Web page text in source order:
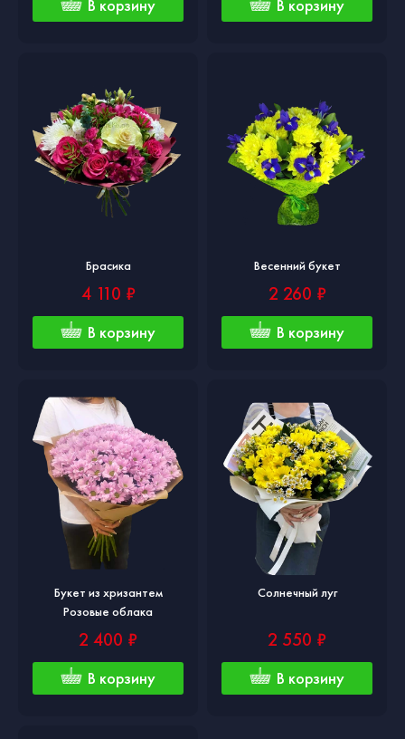
В корзину В корзину
Брасика
4 110 ₽
В корзину
Весенний букет
2 260 ₽
В корзину
Букет из хризантем
Розовые облака
2 400 ₽
В корзину
Солнечный луг
2 550 ₽
В корзину